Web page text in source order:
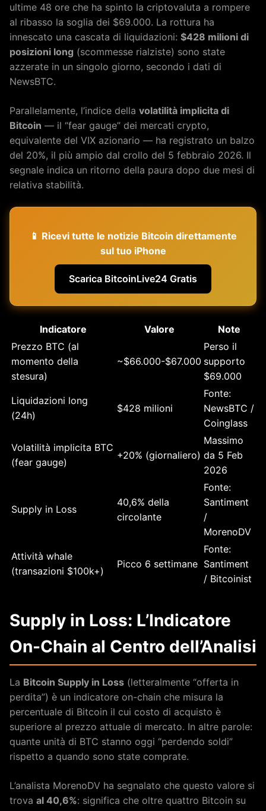
ultime 48 ore che ha spinto la criptovaluta a rompere
al ribasso la soglia dei $69.000. La rottura ha
innescato una cascata di liquidazioni: $428 milioni di
posizioni long (scommesse rialziste) sono state
azzerate in un singolo giorno, secondo i dati di
NewsBTC.
Parallelamente, l’indice della volatilità implicita di
Bitcoin — il “fear gauge” dei mercati crypto,
equivalente del VIX azionario — ha registrato un balzo
del 20%, il più ampio dal crollo del 5 febbraio 2026. Il
segnale indica un ritorno della paura dopo due mesi di
relativa stabilità.
📱 Ricevi tutte le notizie Bitcoin direttamente
sul tuo iPhone
Scarica BitcoinLive24 Gratis
Indicatore Valore
Note
Prezzo BTC (al
momento della
stesura)
~$66.000-$67.000
Perso il
supporto
$69.000
Liquidazioni long
(24h)
$428 milioni
Fonte:
NewsBTC /
Coinglass
Volatilità implicita BTC
(fear gauge)
+20% (giornaliero)
Massimo
da 5 Feb
2026
Supply in Loss
40,6% della
circolante
Fonte:
Santiment
/
MorenoDV
Attività whale
(transazioni $100k+)
Picco 6 settimane
Fonte:
Santiment
/ Bitcoinist
Supply in Loss: L’Indicatore
On-Chain al Centro dell’Analisi
La Bitcoin Supply in Loss (letteralmente “offerta in
perdita”) è un indicatore on-chain che misura la
percentuale di Bitcoin il cui costo di acquisto è
superiore al prezzo attuale di mercato. In altre parole:
quante unità di BTC stanno oggi “perdendo soldi”
rispetto a quando sono state comprate.
L’analista MorenoDV ha segnalato che questo valore si
trova al 40,6%: significa che oltre quattro Bitcoin su